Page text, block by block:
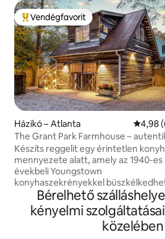
Kiemelt vendégfavorit
Vendégfavorit
Házikó – Atlanta
4,98
The Grant Park Farmhouse –
déli báj
Készíts reggelit egy érintetlen
mennyezete alatt, amely az 1940-es
évekbeli Youngstown
konyhaszekrényekkel
fehér fából készült shiplap, a tölgyfa
fapadló és a porkék díszek
ez a gyönyörű otthon történelmi
van átitatva. Számíts rá, hogy
Bérelhető
kényelmi
közelében